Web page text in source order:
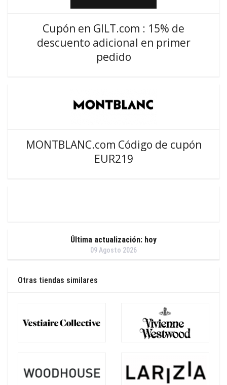
Cupón en GILT.com : 15% de
descuento adicional en primer
pedido
MONTBLANC.com Código de cupón
EUR219
Última actualización: hoy
09 Agosto 2026
Otras tiendas similares